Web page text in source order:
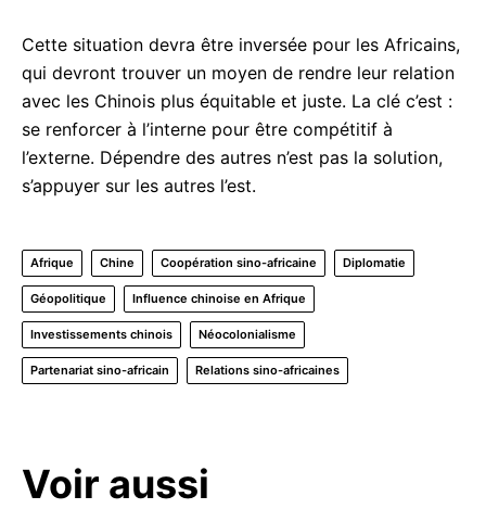
Cette situation devra être inversée pour les Africains,
qui devront trouver un moyen de rendre leur relation
avec les Chinois plus équitable et juste. La clé c’est :
se renforcer à l’interne pour être compétitif à
l’externe. Dépendre des autres n’est pas la solution,
s’appuyer sur les autres l’est.
Afrique Chine Coopération sino-africaine Diplomatie
Géopolitique Influence chinoise en Afrique
Investissements chinois Néocolonialisme
Partenariat sino-africain Relations sino-africaines
Voir aussi